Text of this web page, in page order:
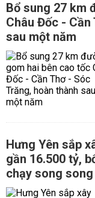
Bổ sung 27 km
Châu Đốc -
sau một năm
Hưng Yên sắp
gần 16.500 tỷ,
chạy song song